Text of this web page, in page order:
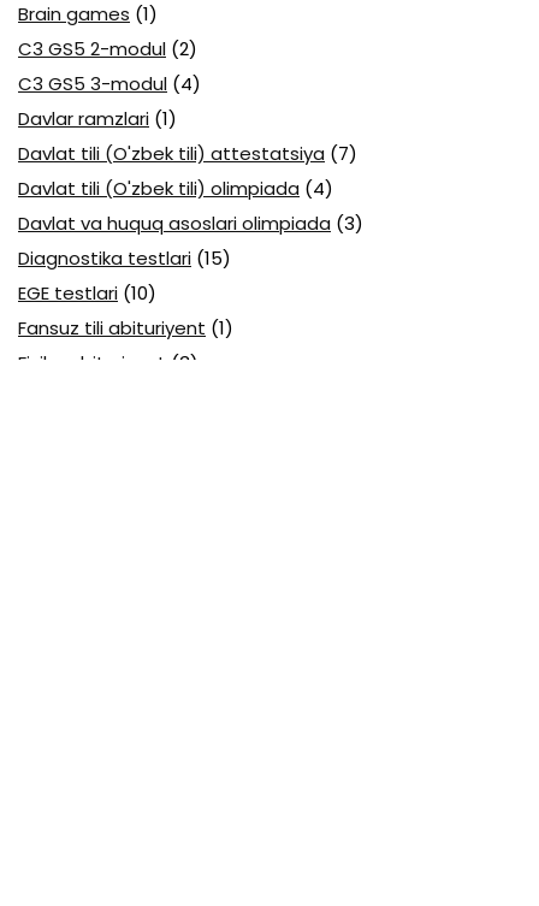
Brain games (1)
C3 GS5 2-modul (2)
C3 GS5 3-modul (4)
Davlar ramzlari (1)
Davlat tili (O'zbek tili) attestatsiya (7)
Davlat tili (O'zbek tili) olimpiada (4)
Davlat va huquq asoslari olimpiada (3)
Diagnostika testlari (15)
EGE testlari (10)
Fansuz tili abituriyent (1)
Fizika abituriyent (3)